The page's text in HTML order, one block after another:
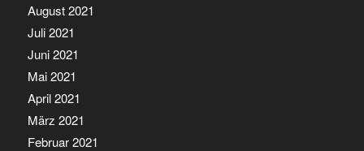
August 2021
Juli 2021
Juni 2021
Mai 2021
April 2021
März 2021
Februar 2021